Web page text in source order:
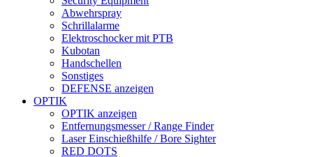
Abwehrspray
Schrillalarme
Elektroschocker mit PTB
Kubotan
Handschellen
Sonstiges
DEFENSE anzeigen
OPTIK
OPTIK anzeigen
Entfernungsmesser / Range Finder
Laser Einschießhilfe / Bore Sighter
RED DOTS